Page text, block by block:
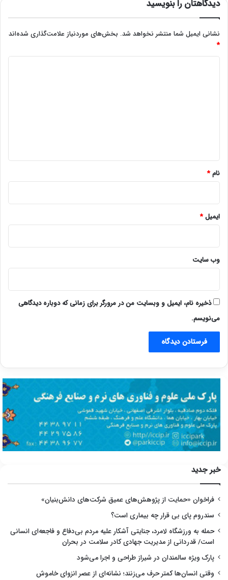
دیدگاهتان را بنویسید
نشانی ایمیل شما منتشر نخواهد شد. بخش‌های موردنیاز علامت‌گذاری شده‌اند
*
نام*
ایمیل*
وب‌ سایت
ذخیره نام، ایمیل و وبسایت من در مرورگر برای زمانی که دوباره دیدگاهی
می‌نویسم.
خبر جدید
فراخوان «حمایت از پژوهش‌های عمیق شرکت‌های دانش‌بنیان»
سندروم پای بی قرار چه بیماری است؟
حمله به ورزشگاه لامرد، جنایتی آشکار علیه مردم بی‌دفاع و فاجعه‌ای انسانی
است/ قدردانی از مدیریت جهادی کادر سلامت در بحران
پارک ویژه سالمندان در شیراز طراحی و اجرا می‌شود
وقتی انسان‌ها کمتر حرف می‌زنند؛ نشانه‌ای از عصر انزوای خاموش